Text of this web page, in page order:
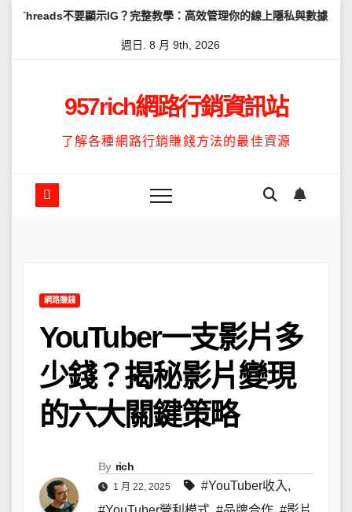
Skip示IG？完整教學：高效管理你的線上隱私與數據安全 怎麼讓
週日. 8 月 9th, 2026
957rich網路行銷資訊站
了解各種網路行銷賺錢方法的最佳資源
網路賺錢
YouTuber一支影片多
少錢？揭秘影片變現
的六大關鍵策略
By rich
1 月 22, 2025 #YouTuber收入 ,